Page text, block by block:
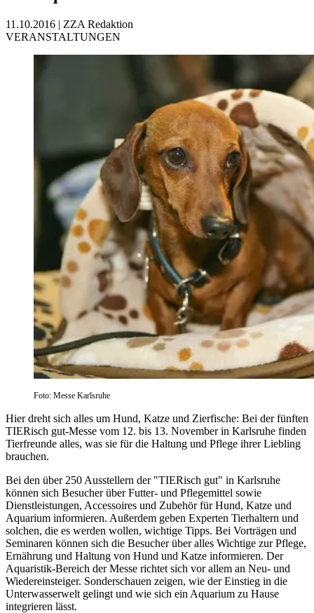
11.10.2016 | ZZA Redaktion
VERANSTALTUNGEN
Foto: Messe Karlsruhe
Hier dreht sich alles um Hund, Katze und Zierfische: Bei der fünften
TIERisch gut-Messe vom 12. bis 13. November in Karlsruhe finden
Tierfreunde alles, was sie für die Haltung und Pflege ihrer Liebling
brauchen.
Bei den über 250 Ausstellern der "TIERisch gut" in Karlsruhe
können sich Besucher über Futter- und Pflegemittel sowie
Dienstleistungen, Accessoires und Zubehör für Hund, Katze und
Aquarium informieren. Außerdem geben Experten Tierhaltern und
solchen, die es werden wollen, wichtige Tipps. Bei Vorträgen und
Seminaren können sich die Besucher über alles Wichtige zur Pflege,
Ernährung und Haltung von Hund und Katze informieren. Der
Aquaristik-Bereich der Messe richtet sich vor allem an Neu- und
Wiedereinsteiger. Sonderschauen zeigen, wie der Einstieg in die
Unterwasserwelt gelingt und wie sich ein Aquarium zu Hause
integrieren lässt.